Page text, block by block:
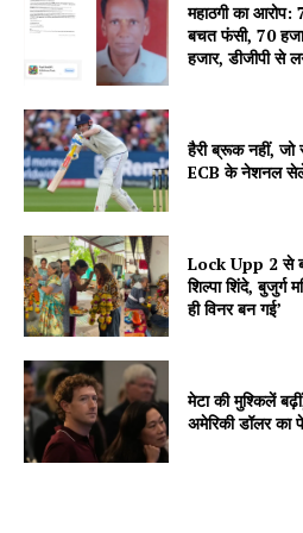
SUBSCRIBE
Company
About
Contact us
Subscription Plans
My account
महाठगी का आरोप:
बचत फंसी, 70
हजार, डीजीपी से
हैरी ब्रूक नहीं, जो
ECB के नेशनल
Lock Upp 2 से
शिल्पा शिंदे, बुजुर्ग
ही विनर बन गई’
मेटा की मुश्किलें
अमेरिकी डॉलर